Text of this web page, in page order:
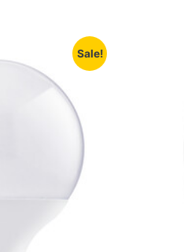
Sale!